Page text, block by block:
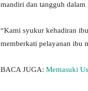
mandiri dan tangguh dalam
“Kami syukur kehadiran
memberkati pelayanan ibu
BACA JUGA: Memasuki